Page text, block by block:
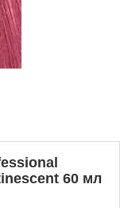
60 мл